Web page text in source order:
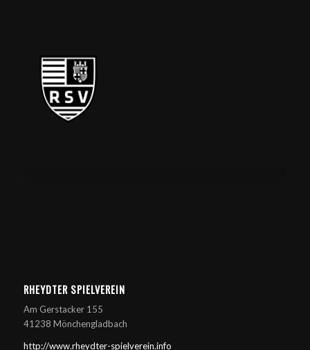
RHEYDTER SPIELVEREIN
Am Gerstacker 155
41238 Mönchengladbach
http://www.rheydter-spielverein.info